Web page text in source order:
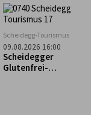
Mittagstisch. Kaffee
und Kuchen.
Hüpfburg
Scheidegg-Tourismus
09.08.2026 16:00
Scheidegger
Glutenfrei-